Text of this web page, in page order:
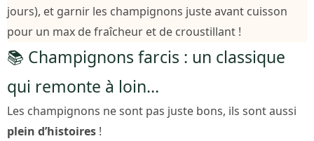
jours), et garnir les champignons juste avant cuisson
pour un max de fraîcheur et de croustillant !
📚 Champignons farcis : un classique
qui remonte à loin…
Les champignons ne sont pas juste bons, ils sont aussi
plein d’histoires !